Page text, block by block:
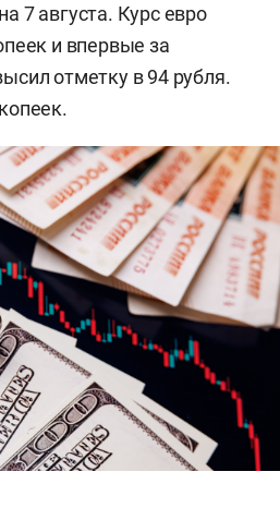
7 августа. Курс евро
и впервые за
отметку в 94 рубля.